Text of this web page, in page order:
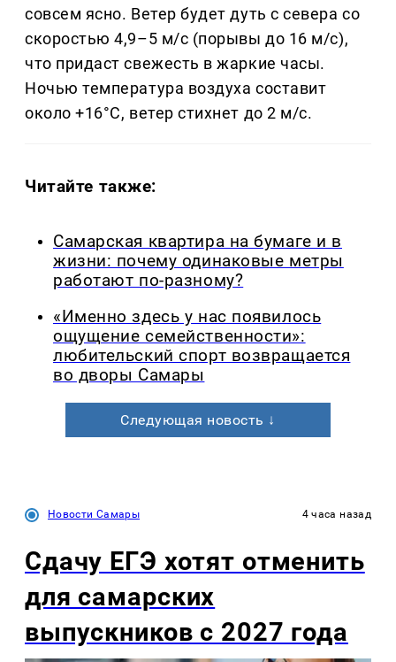
совсем ясно. Ветер будет дуть с севера со
скоростью 4,9–5 м/с (порывы до 16 м/с),
что придаст свежесть в жаркие часы.
Ночью температура воздуха составит
около +16°C, ветер стихнет до 2 м/с.
Читайте также:
Самарская квартира на бумаге и в
жизни: почему одинаковые метры
работают по-разному?
«Именно здесь у нас появилось
ощущение семейственности»:
любительский спорт возвращается
во дворы Самары
Следующая новость ↓
Новости Самары 4 часа назад
Сдачу ЕГЭ хотят отменить
для самарских
выпускников с 2027 года